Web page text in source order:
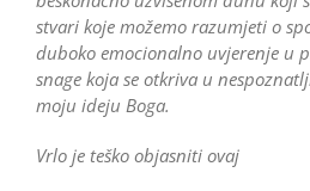
stvari koje možemo razumjeti o
duboko emocionalno uvjerenje u
snage koja se otkriva u
moju ideju Boga.
Vrlo je teško objasniti ovaj